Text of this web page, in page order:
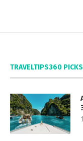
TRAVELTIPS360 PICKS